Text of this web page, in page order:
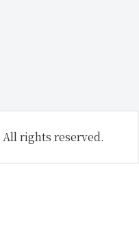
All rights reserved.